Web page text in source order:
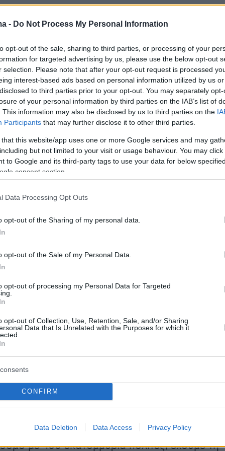
- Do Not Process My Personal Information
opt-out of the sale, sharing to third parties, or processing of your
for targeted advertising by us, please use the below opt-out
selection. Please note that after your opt-out request is processed
interest-based ads based on personal information utilized by us
to third parties prior to your opt-out. You may separately
of your personal information by third parties on the IAB’s list of
This information may also be disclosed by us to third parties on the
Participants that may further disclose it to other third parties.
that this website/app uses one or more Google services and may
but not limited to your visit or usage behaviour. You may
to Google and its third-party tags to use your data for below
consent section.
Data Processing Opt Outs
opt-out of the Sharing of my personal data.
opt-out of the Sale of my Personal Data.
opt-out of processing my Personal Data for Targeted
opt-out of Collection, Use, Retention, Sale, and/or Sharing
Data that Is Unrelated with the Purposes for which it
CONFIRM
Data Deletion Data Access Privacy Policy
αυτό που έχει σημασία σε αυτούς
καιρούς», όπως είπε, λόγω τόσο του
προέδρου» στις ΗΠΑ, της ενεργειακής
πληθωρισμού.
για μία ακόμη φορά τα σχέδια του
για το μεταναστευτικό, επισημαίνοντας ότι
γερμανικά συμφέροντα» και ανέδειξε την
της συνοχής της Ευρωπαϊκής Ένωσης,
είπε, υπονομεύεται με σχέδια που
τους ευρωπαϊκούς κανόνες. Κοιτάζοντας
Εναλλακτικής για τη Γερμανία (AfD), ο
ότι τις προτάσεις της Ένωσης
ο Φρίντριχ Μερτς συναντήσει δυσκολίες με τα
θα ενώσει τις δυνάμεις του μαζί με
ανεύθυνο τζόγο
ανθρώπους στο κόμμα σας και στο Κόμμα των
(FDP)». Ο δεξιός εξτρεμισμός εξακολουθεί
και το SPD είναι το μεγάλο ανάχωμα
σημείωσε ο Όλαφ Σολτς.
στα ευρωπαϊκά προϊόντα, ο
εξέφρασε την πεποίθηση ότι η ΕΕ θα
να προστατεύσει τα συμφέροντά
αντιδράσουν από κοινού. Ως η μεγαλύτερη
με 450 εκατομμύρια πολίτες, έχουμε τη